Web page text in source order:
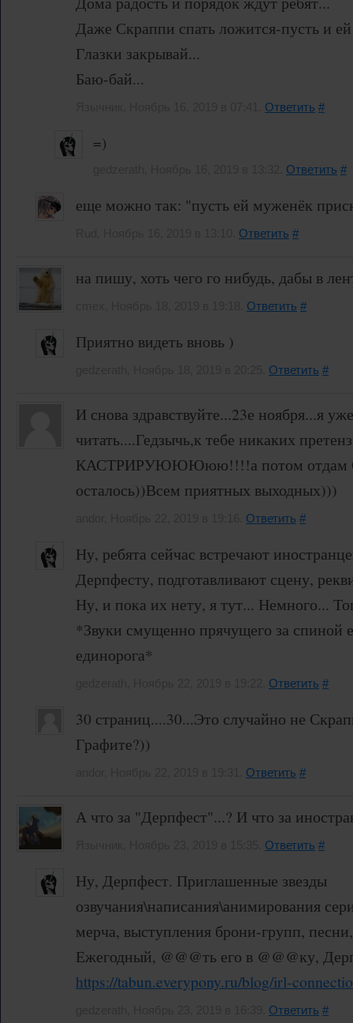
Даже Скраппи спать ложится-пусть и
Глазки закрывай...
Баю-бай...
Ответить #
=)
Ответить #
еще можно так: "пусть ей муженёк
Ответить #
на пишу, хоть чего го нибудь, дабы в
Ответить #
Приятно видеть вновь )
Ответить #
И снова здравствуйте...23е ноября...я
читать....Гедзычь,к тебе никаких
КАСТРИРУЮЮЮюю!!!!а потом отдам
осталось))Всем приятных выходных)))
Ответить #
Ну, ребята сейчас встречают
Дерпфесту, подготавливают сцену,
Ну, и пока их нету, я тут... Немного...
*Звуки смущенно прячущего за спиной
единорога*
Ответить #
30 страниц....30...Это случайно не
Графите?))
Ответить #
А что за "Дерпфест"...? И что за
Ответить #
Ну, Дерпфест. Приглашенные звезды
озвучания\написания\анимирования
мерча, выступления брони-групп,
Ежегодный, @@@ть его в @@@ку,
https://tabun.everypony.ru/blog/irl-
Ответить #